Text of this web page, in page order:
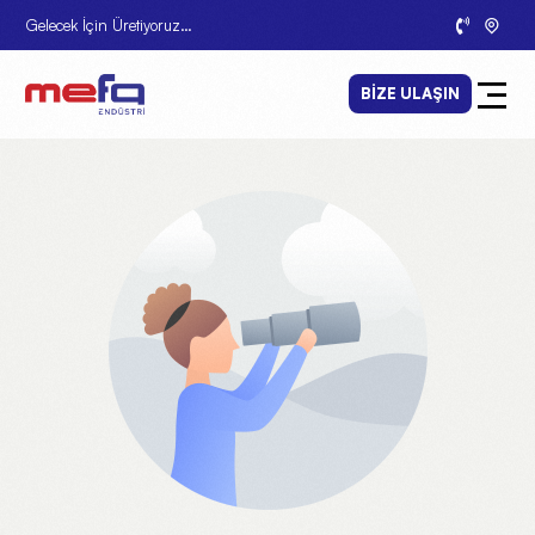
Gelecek İçin Üretiyoruz…
BIZE ULAŞIN